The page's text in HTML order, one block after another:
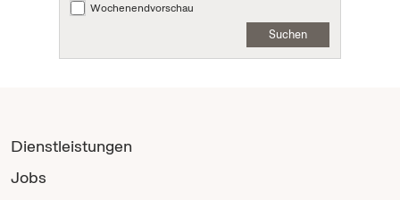
Wochenendvorschau
Suchen
Dienstleistungen
Jobs